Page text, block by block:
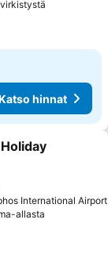
hinnat
International Airport
allasta